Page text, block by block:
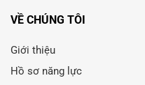
VỀ CHÚNG TÔI
Giới thiệu
Hồ sơ năng lực